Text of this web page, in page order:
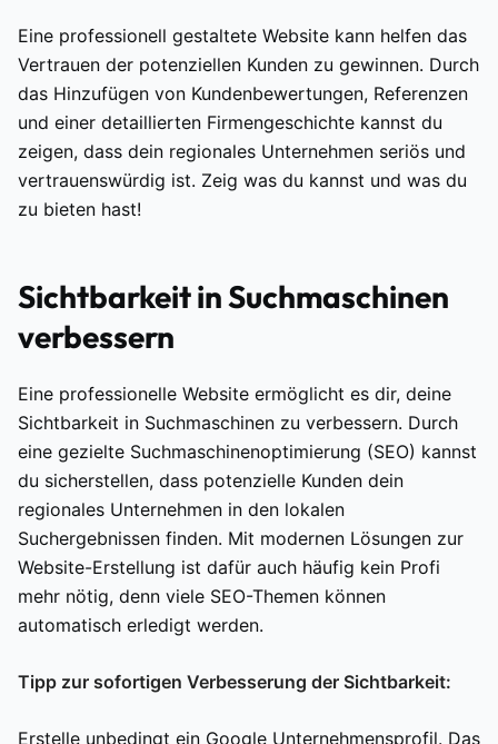
Eine professionell gestaltete Website kann helfen das
Vertrauen der potenziellen Kunden zu gewinnen. Durch
das Hinzufügen von Kundenbewertungen, Referenzen
und einer detaillierten Firmengeschichte kannst du
zeigen, dass dein regionales Unternehmen seriös und
vertrauenswürdig ist. Zeig was du kannst und was du
zu bieten hast!
Sichtbarkeit in Suchmaschinen
verbessern
Eine professionelle Website ermöglicht es dir, deine
Sichtbarkeit in Suchmaschinen zu verbessern. Durch
eine gezielte Suchmaschinenoptimierung (SEO) kannst
du sicherstellen, dass potenzielle Kunden dein
regionales Unternehmen in den lokalen
Suchergebnissen finden. Mit modernen Lösungen zur
Website-Erstellung ist dafür auch häufig kein Profi
mehr nötig, denn viele SEO-Themen können
automatisch erledigt werden.
Tipp zur sofortigen Verbesserung der Sichtbarkeit:
Erstelle unbedingt ein Google Unternehmensprofil. Das